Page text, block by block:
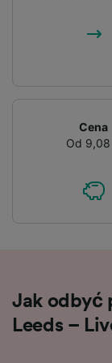
Cena
Od
Jak odbyć
Leeds –
List of